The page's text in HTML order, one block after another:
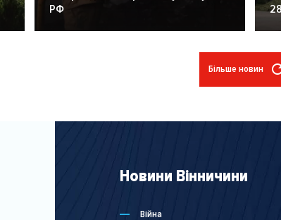
РФ
Більше новин
Новини Вінничини
Війна